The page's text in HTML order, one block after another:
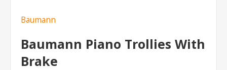
Baumann
Baumann Piano Trollies With
Brake